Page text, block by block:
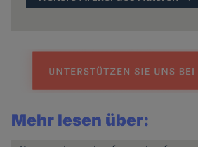
Mehr lesen über: